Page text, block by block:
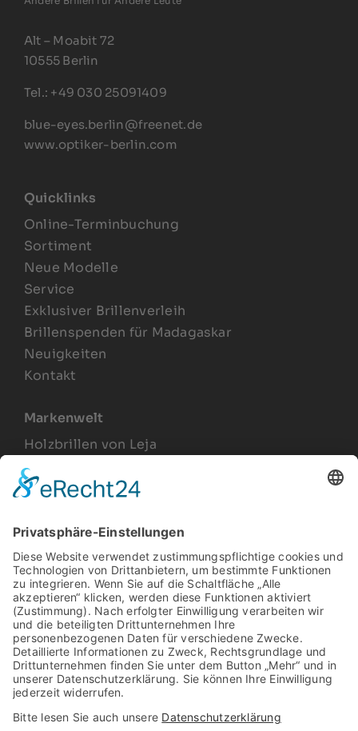
Alt – Moabit 72
10555 Berlin
Tel.: +49 030 25091409
blue-eyes.berlin@freenet.de
www.optiker-berlin.com
Quicklinks
Online-Terminbuchung
Sortiment
Neue Modelle
Service
Exklusiver Brillenverleih
Brillenspenden für Madagaskar
Neuigkeiten
Kontakt
Markenwelt
Holzbrillen von Leja
Joel Lesca
Arbeitsplatzbrillen
Relax Gläser
Gleitsichtbrillen
Sonnenbrillen
Vintage Brillengestelle
Rechtliches
Impressum
Datenschutz